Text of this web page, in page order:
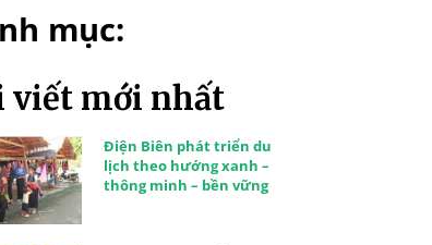
mục:
viết mới nhất
Điện Biên phát triển du
lịch theo hướng xanh –
thông minh – bền vững